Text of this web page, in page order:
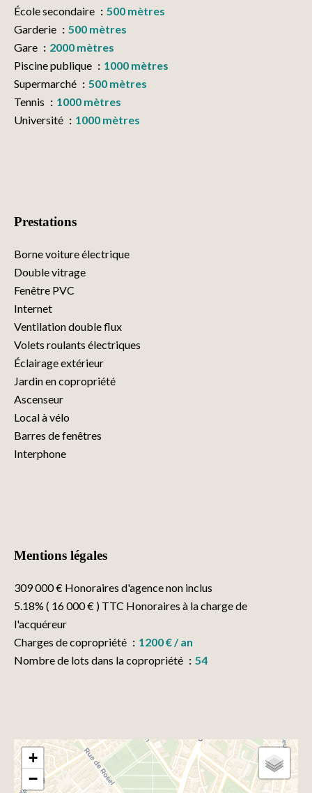
École secondaire
500 mètres
Garderie
500 mètres
Gare
2000 mètres
Piscine publique
1000 mètres
Supermarché
500 mètres
Tennis
1000 mètres
Université
1000 mètres
Prestations
Borne voiture électrique
Double vitrage
Fenêtre PVC
Internet
Ventilation double flux
Volets roulants électriques
Éclairage extérieur
Jardin en copropriété
Ascenseur
Local à vélo
Barres de fenêtres
Interphone
Mentions légales
309 000 € Honoraires d'agence non inclus
5.18% ( 16 000 € ) TTC Honoraires à la charge de
l'acquéreur
Charges de copropriété
1200 € / an
Nombre de lots dans la copropriété
54
+
−